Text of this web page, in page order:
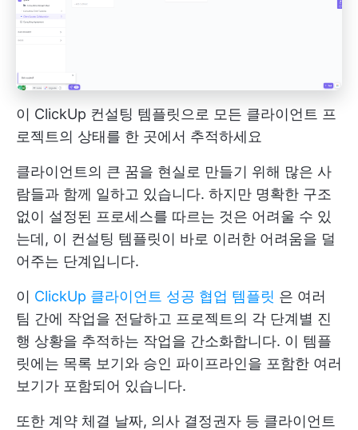
이 ClickUp 컨설팅 템플릿으로 모든 클라이언트 프
로젝트의 상태를 한 곳에서 추적하세요
클라이언트의 큰 꿈을 현실로 만들기 위해 많은 사
람들과 함께 일하고 있습니다. 하지만 명확한 구조
없이 설정된 프로세스를 따르는 것은 어려울 수 있
는데, 이 컨설팅 템플릿이 바로 이러한 어려움을 덜
어주는 단계입니다.
이 ClickUp 클라이언트 성공 협업 템플릿 은 여러
팀 간에 작업을 전달하고 프로젝트의 각 단계별 진
행 상황을 추적하는 작업을 간소화합니다. 이 템플
릿에는 목록 보기와 승인 파이프라인을 포함한 여러
보기가 포함되어 있습니다.
또한 계약 체결 날짜, 의사 결정권자 등 클라이언트